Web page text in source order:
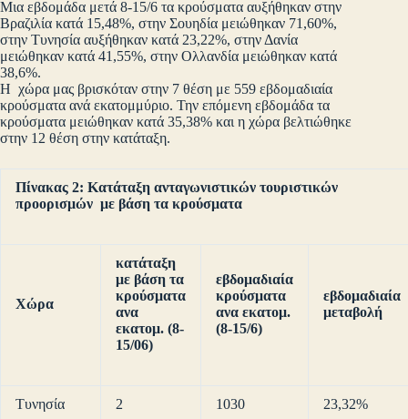
Μια εβδομάδα μετά 8-15/6 τα κρούσματα αυξήθηκαν στην
Βραζιλία κατά 15,48%, στην Σουηδία μειώθηκαν 71,60%,
στην Τυνησία αυξήθηκαν κατά 23,22%, στην Δανία
μειώθηκαν κατά 41,55%, στην Ολλανδία μειώθηκαν κατά
38,6%.
Η χώρα μας βρισκόταν στην 7 θέση με 559 εβδομαδιαία
κρούσματα ανά εκατομμύριο. Την επόμενη εβδομάδα τα
κρούσματα μειώθηκαν κατά 35,38% και η χώρα βελτιώθηκε
στην 12 θέση στην κατάταξη.
Πίνακας 2: Κατάταξη ανταγωνιστικών τουριστικών
προορισμών με βάση τα κρούσματα
Χώρα
κατάταξη
με βάση τα
κρούσματα
ανα
εκατομ. (8-
15/06)
εβδομαδιαία
κρούσματα
ανα εκατομ.
(8-15/6)
εβδομαδιαία
μεταβολή
Τυνησία 2 1030 23,32%